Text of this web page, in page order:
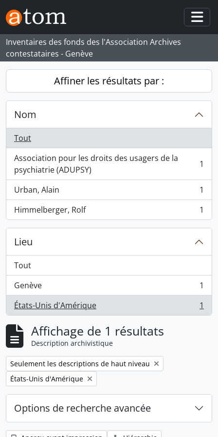
Skip to main content
Inventaires des fonds des l'Association Archives
contestataires - Genève
Affiner les résultats par :
Nom
Tout
Association pour les droits des usagers de la
psychiatrie (ADUPSY)
, 1 résultats 1
Urban, Alain
, 1 résultats
1
Himmelberger, Rolf
, 1 résultats 1
Lieu
Tout
Genève
, 1 résultats
1
États-Unis d'Amérique
, 1 résultats 1
Affichage de 1 résultats
Description archivistique
Remove filter:
Seulement les descriptions de haut niveau
Remove filter:
États-Unis d'Amérique
Options de recherche avancée